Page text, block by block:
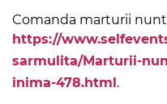
Comanda marturii
https://
sarmulita/Marturii-
inima-478.html.